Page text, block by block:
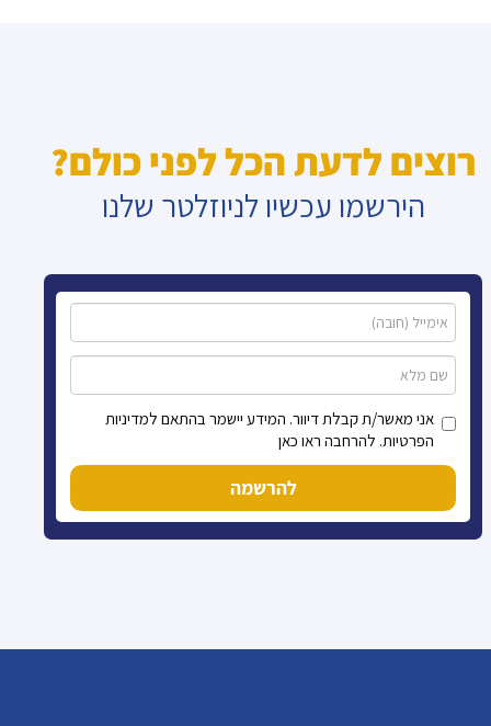
רוצים לדעת הכל לפני כולם?
הירשמו עכשיו לניוזלטר שלנו
אני מאשר/ת קבלת דיוור. המידע יישמר בהתאם למדיניות
הפרטיות. להרחבה ראו כאן
להרשמה